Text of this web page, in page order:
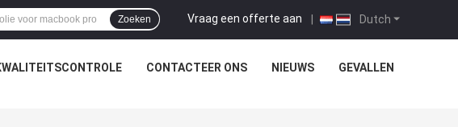
Dutch
Vraag een offerte aan |
Zoeken
CONTACTEER ONS NIEUWS GEVALLEN